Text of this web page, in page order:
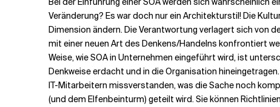
Veränderung? Es war doch nur ein Architekturstil! Die
Dimension ändern. Die Verantwortung verlagert sich von
mit einer neuen Art des Denkens/Handelns konfrontiert
Weise, wie SOA in Unternehmen eingeführt wird, ist
Denkweise erdacht und in die Organisation
IT-Mitarbeitern missverstanden, was die Sache noch
(und dem Elfenbeinturm) geteilt wird. Sie können